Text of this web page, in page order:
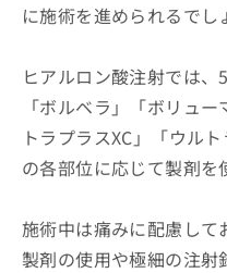
に施術を進められるでし
ヒアルロン酸注射では、
「ボルベラ」「ボリュ
トラプラスXC」「ウル
の各部位に応じて製剤を
施術中は痛みに配慮して
製剤の使用や極細の注射